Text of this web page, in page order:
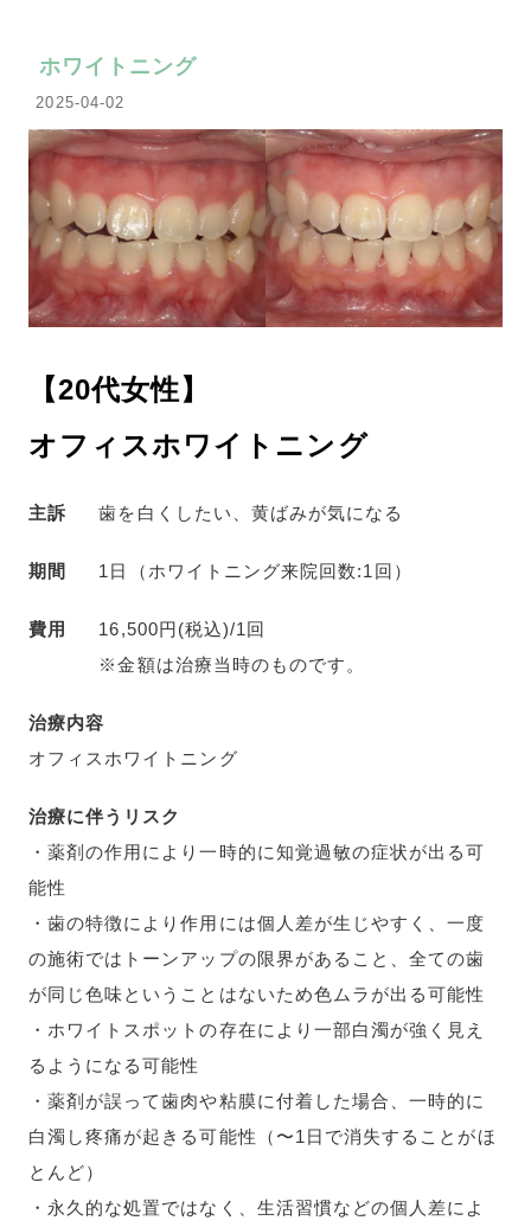
ホワイトニング
2025-04-02
【20代女性】
オフィスホワイトニング
主訴 歯を白くしたい、黄ばみが気になる
期間 1日（ホワイトニング来院回数:1回）
費用
16,500円(税込)/1回
※金額は治療当時のものです。
治療内容
オフィスホワイトニング
治療に伴うリスク
・薬剤の作用により一時的に知覚過敏の症状が出る可
能性
・歯の特徴により作用には個人差が生じやすく、一度
の施術ではトーンアップの限界があること、全ての歯
が同じ色味ということはないため色ムラが出る可能性
・ホワイトスポットの存在により一部白濁が強く見え
るようになる可能性
・薬剤が誤って歯肉や粘膜に付着した場合、一時的に
白濁し疼痛が起きる可能性（〜1日で消失することがほ
とんど）
・永久的な処置ではなく、生活習慣などの個人差によ